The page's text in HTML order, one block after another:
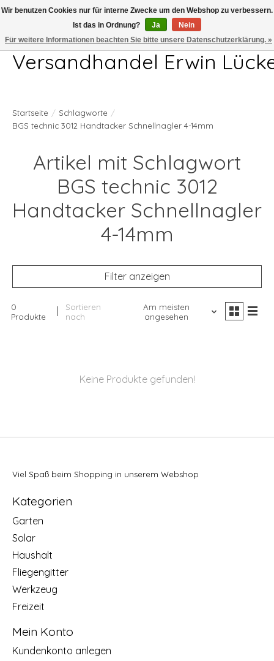
Telefon 04407 715872 MO-DO 7.00-17.00Uhr FR 7.00-13.00Uhr
Versandhandel Erwin
Startseite / Schlagworte /
BGS technic 3012 Handtacker Schnellnagler 4-14mm
Artikel mit Schlagwort
BGS technic 3012
Handtacker Schnellnagler
4-14mm
Filter anzeigen
0
Produkte
Sortieren
nach
Am meisten
angesehen
Keine Produkte gefunden!
Viel Spaß beim Shopping in unserem Webshop
Kategorien
Garten
Solar
Haushalt
Fliegengitter
Werkzeug
Freizeit
Mein Konto
Kundenkonto anlegen
Wir benutzen Cookies nur für interne Zwecke um den Webshop zu verbessern.
Ist das in Ordnung?
Ja
Nein
Für weitere Informationen beachten Sie bitte unsere Datenschutzerklärung. »